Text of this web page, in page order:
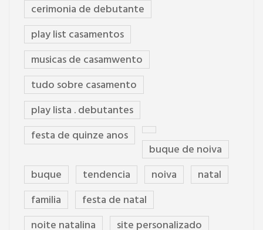
cerimonia de debutante
play list casamentos
musicas de casamwento
tudo sobre casamento
play lista . debutantes
festa de quinze anos
buque de noiva
buque
tendencia noiva
natal
familia
festa de natal
noite natalina
site personalizado